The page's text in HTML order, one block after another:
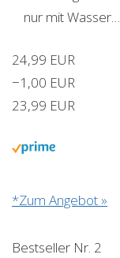
nur mit Wasser…
24,99 EUR
−1,00 EUR
23,99 EUR
*Zum Angebot »
Bestseller Nr. 2